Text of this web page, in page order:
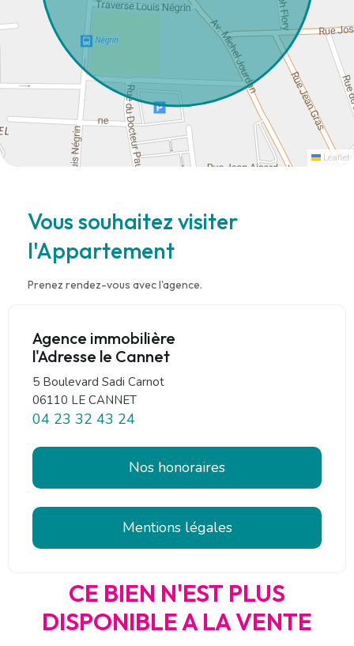
Leaflet
Vous souhaitez visiter
l'Appartement
Prenez rendez-vous avec l'agence.
Agence immobilière
l'Adresse le Cannet
5 Boulevard Sadi Carnot
06110 LE CANNET
04 23 32 43 24
Nos honoraires
Mentions légales
CE BIEN N'EST PLUS
DISPONIBLE A LA VENTE